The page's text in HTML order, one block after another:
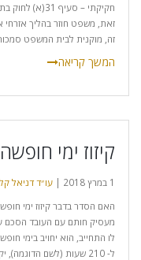
זאת, משפט חוזר בהליך אזרחי
זה, מוקנית לבית המשפט
קיזוז ימי
1 במרץ 2018 | עו״ד דניאל
האם הסדר בדבר קיזוז ימי
מעסיק חותם עם העובד הסכם
לו התחייב, הוא יחויב בימי
ל- 210 שעות (לשם